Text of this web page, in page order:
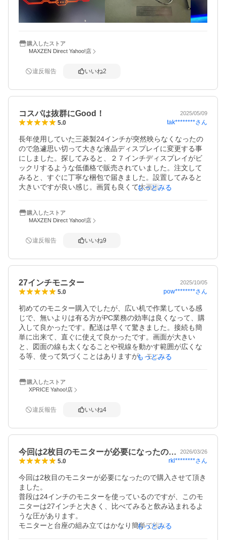
正直、この価格帯でこのサイズと品質ならかなりコスパが
良いと思います。高性能を求めすぎなければ、多くの人に
とって「ちょうどいい」モニターだと感じました。購入し
購入したストア
MAXZEN Direct Yahoo!店
違反報告 いいね2
コスパは抜群にGood！ 2025/05/09
5.0 tak********さん
長年使用していた三菱製24インチが突然映らなくなったの
ので急遽思い切って大きな液晶ディスプレイに変更する事
にしました。探してみると、２７インチディスプレイがビ
ックリするような低価格で販売されていました。注文して
みると、すぐに丁寧な梱包で届きました。設置してみると
大きいですが良い感じ。画質も良くて大画面でさらに良
うに思いました。自分で好みの明るさに設定して問題なく
使用できます。その他は全く問題なくこのコストからは予
もっとみる
購入したストア
MAXZEN Direct Yahoo!店
違反報告 いいね9
27インチモニター 2025/10/05
5.0 pow********さん
初めてのモニター購入でしたが、広い机で作業している感
じで、無いよりは有る方がPC業務の効率は良くなって、購
入して良かったです。配送は早くて驚きました。接続も簡
単に出来て、直ぐに使えて良かったです。画面が大きい
と、図面の線も太くなることや視線を動かす範囲が広くな
る等、使って気づくことはありますが、モニターがあった
にもなって、購入して良かったことは意外とありました。
もっとみる
購入したストア
XPRICE Yahoo!店
違反報告 いいね4
今回は2枚目のモニターが必要になったの… 2026/03/26
5.0 rkl********さん
今回は2枚目のモニターが必要になったので購入させて頂き
ました。
普段は24インチのモニターを使っているのですが、このモ
ニターは27インチと大きく、比べてみると飲み込まれるよ
うな圧があります。
モニターと台座の組み立てはかなり簡単で複雑なものはな
もっとみる